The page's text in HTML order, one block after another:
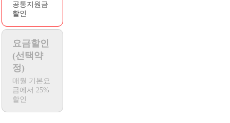
공통지원금
할인
요금할인
(선택약
정)
매월 기본요
금에서 25%
할인